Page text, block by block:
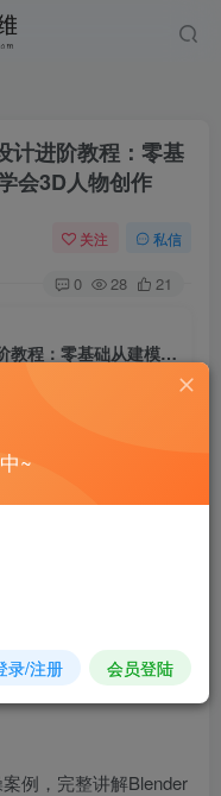
计进阶教程：零基
会3D人物创作
关注 私信
0 28 21
（18582期）古风美少女人物设计进阶教程：零基础从建模贴图到渲染，手把手学会3D人物创作
购买，可保存购买订单
例，完整讲解Blender
~
录/注册 会员登陆